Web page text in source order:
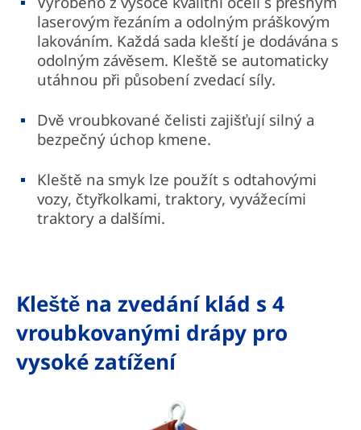
laserovým řezáním a odolným práškovým
lakováním. Každá sada kleští je dodávána s
odolným závěsem. Kleště se automaticky
utáhnou při působení zvedací síly.
Dvě vroubkované čelisti zajišťují silný a
bezpečný úchop kmene.
Kleště na smyk lze použít s odtahovými
vozy, čtyřkolkami, traktory, vyvážecími
traktory a dalšími.
Kleště na zvedání klád s 4
vroubkovanými drápy pro
vysoké zatížení